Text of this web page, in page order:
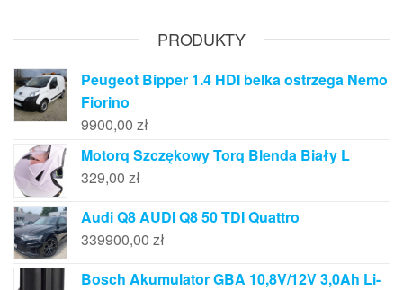
PRODUKTY
Peugeot Bipper 1.4 HDI belka ostrzega Nemo
Fiorino
9900,00 zł
Motorq Szczękowy Torq Blenda Biały L
329,00 zł
Audi Q8 AUDI Q8 50 TDI Quattro
339900,00 zł
Bosch Akumulator GBA 10,8V/12V 3,0Ah Li-